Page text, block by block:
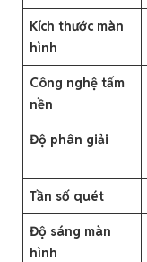
Kích thước màn
hình
Công nghệ tấm
nền
Độ phân giải
Tần số quét
Độ sáng màn
hình